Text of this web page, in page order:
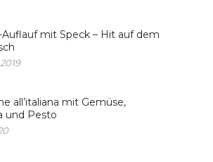
mit Speck – Hit auf dem
all’italiana mit Gemüse,
und Pesto